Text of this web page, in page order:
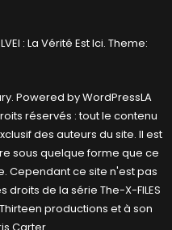
: La Vérité Est Ici. Theme:
. Powered byWordPressLA
réservés : tout le contenu
des auteurs du site. Il est
sous quelque forme que ce
Cependant ce site n'est pas
droits de la série The-X-FILES
productions et à son